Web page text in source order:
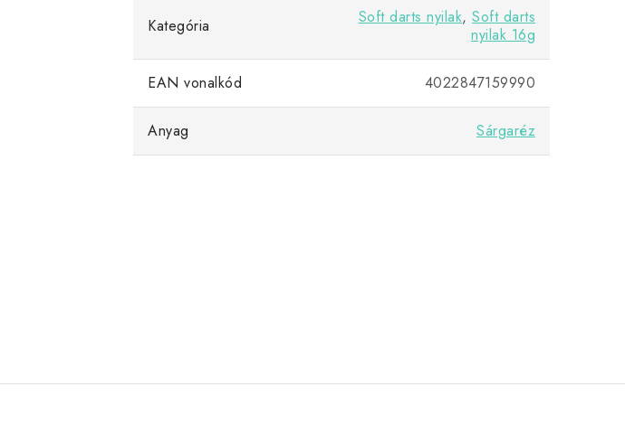
Kategória Soft darts nyilak, Soft darts
nyilak 16g
EAN vonalkód 4022847159990
Anyag Sárgaréz